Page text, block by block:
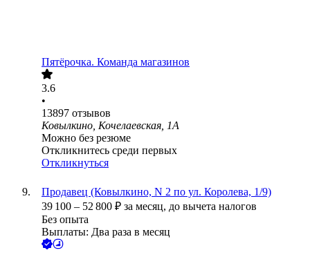
Пятёрочка. Команда магазинов
3.6
•
13897 отзывов
Ковылкино, Кочелаевская, 1А
Можно без резюме
Откликнитесь среди первых
Откликнуться
Продавец (Ковылкино, N 2 по ул. Королева, 1/9)
39 100 – 52 800 ₽ за месяц, до вычета налогов
Без опыта
Выплаты: Два раза в месяц